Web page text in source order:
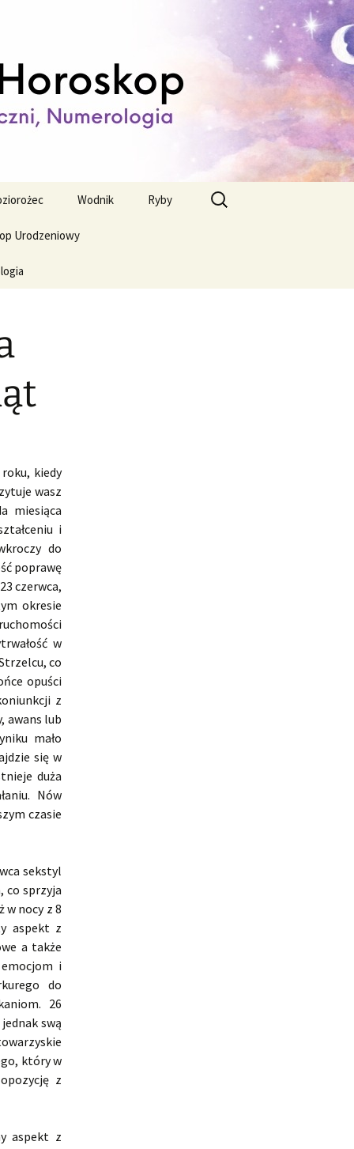
Wodnik Ryby
Urodzeniowy
Szukaj:
kiedy
wasz
miesiąca
i
do
poprawę
czerwca,
okresie
w
co
opuści
z
awans lub
mało
się w
duża
Nów
czasie
sekstyl
co sprzyja
w nocy z 8
aspekt z
a także
i
do
26
swą
który w
z
aspekt z